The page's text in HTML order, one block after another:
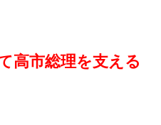
高市総理を支える